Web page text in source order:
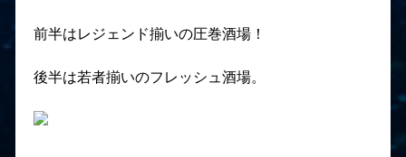
前半はレジェンド揃いの圧巻酒場！
後半は若者揃いのフレッシュ酒場。